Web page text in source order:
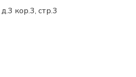
кор.3, стр.3